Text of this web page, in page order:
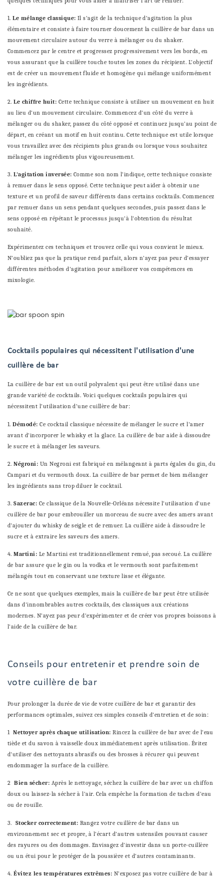
1.Le mélange classique:Il s'agit de la technique d'agitation la plus
élémentaire et consiste à faire tourner doucement la cuillère de bar dans un
mouvement circulaire autour du verre à mélanger ou du shaker.
Commencez par le centre et progressez progressivement vers les bords, en
vous assurant que la cuillère touche toutes les zones du récipient. L'objectif
est de créer un mouvement fluide et homogène qui mélange uniformément
les ingrédients.
2.Le chiffre huit: Cette technique consiste à utiliser un mouvement en huit
au lieu d'un mouvement circulaire. Commencez d'un côté du verre à
mélanger ou du shaker, passez du côté opposé et continuez jusqu'au point de
départ, en créant un motif en huit continu. Cette technique est utile lorsque
vous travaillez avec des récipients plus grands ou lorsque vous souhaitez
mélanger les ingrédients plus vigoureusement.
3.L'agitation inversée:Comme son nom l'indique, cette technique consiste
à remuer dans le sens opposé. Cette technique peut aider à obtenir une
texture et un profil de saveur différents dans certains cocktails. Commencez
par remuer dans un sens pendant quelques secondes, puis passez dans le
sens opposé en répétant le processus jusqu'à l'obtention du résultat
souhaité.
Expérimentez ces techniques et trouvez celle qui vous convient le mieux.
N'oubliez pas que la pratique rend parfait, alors n'ayez pas peur d'essayer
différentes méthodes d'agitation pour améliorer vos compétences en
mixologie.
Cocktails populaires qui nécessitent l'utilisation d'une
cuillère de bar
La cuillère de bar est un outil polyvalent qui peut être utilisé dans une
grande variété de cocktails. Voici quelques cocktails populaires qui
nécessitent l'utilisation d'une cuillère de bar:
1.Démodé:Ce cocktail classique nécessite de mélanger le sucre et l'amer
avant d'incorporer le whisky et la glace. La cuillère de bar aide à dissoudre
le sucre et à mélanger les saveurs.
2.Négroni: Un Negroni est fabriqué en mélangeant à parts égales du gin, du
Campari et du vermouth doux. La cuillère de bar permet de bien mélanger
les ingrédients sans trop diluer le cocktail.
3.Sazerac: Ce classique de la Nouvelle-Orléans nécessite l'utilisation d'une
cuillère de bar pour embrouiller un morceau de sucre avec des amers avant
d'ajouter du whisky de seigle et de remuer. La cuillère aide à dissoudre le
sucre et à extraire les saveurs des amers.
4.Martini: Le Martini est traditionnellement remué, pas secoué. La cuillère
de bar assure que le gin ou la vodka et le vermouth sont parfaitement
mélangés tout en conservant une texture lisse et élégante.
Ce ne sont que quelques exemples, mais la cuillère de bar peut être utilisée
dans d'innombrables autres cocktails, des classiques aux créations
modernes. N'ayez pas peur d'expérimenter et de créer vos propres boissons à
l'aide de la cuillère de bar.
Conseils pour entretenir et prendre soin de
votre cuillère de bar
Pour prolonger la durée de vie de votre cuillère de bar et garantir des
performances optimales, suivez ces simples conseils d'entretien et de soin:
1 Nettoyer après chaque utilisation:Rincez la cuillère de bar avec de l'eau
tiède et du savon à vaisselle doux immédiatement après utilisation. Évitez
d'utiliser des nettoyants abrasifs ou des brosses à récurer qui peuvent
endommager la surface de la cuillère.
2 Bien sécher: Après le nettoyage, séchez la cuillère de bar avec un chiffon
doux ou laissez-la sécher à l'air. Cela empêche la formation de taches d'eau
ou de rouille.
3. Stocker correctement: Rangez votre cuillère de bar dans un
environnement sec et propre, à l'écart d'autres ustensiles pouvant causer
des rayures ou des dommages. Envisagez d'investir dans un porte-cuillère
ou un étui pour le protéger de la poussière et d'autres contaminants.
4.Évitez les températures extrêmes: N'exposez pas votre cuillère de bar à